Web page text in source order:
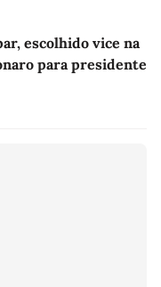
escolhido vice na
para presidente